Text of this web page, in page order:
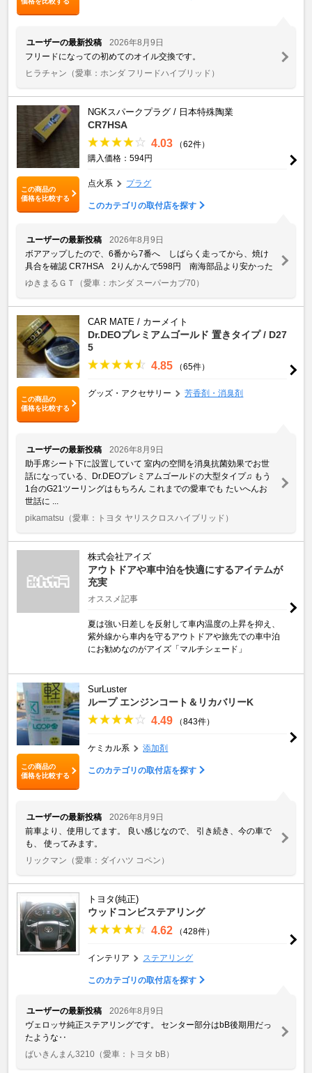
ユーザーの最新投稿
2026年8月9日
フリードになっての初めてのオイル交換です。
ヒラチャン （愛車：ホンダ フリードハイブリッド）
この商品の
価格を比較する
NGKスパークプラグ / 日本特殊陶業
CR7HSA
4.03
（62件）
購入価格：594円
点火系 プラグ
このカテゴリの取付店を探す
ユーザーの最新投稿
2026年8月9日
ボアアップしたので、6番から7番へ しばらく走ってから、焼け
具合を確認 CR7HSA 2りんかんで598円 南海部品より安かった
ゆきまるＧＴ
（愛車：ホンダ スーパーカブ70）
この商品の
価格を比較する
CAR MATE / カーメイト
Dr.DEOプレミアムゴールド 置きタイプ / D27
5
4.85 （65件）
グッズ・アクセサリー 芳香剤・消臭剤
ユーザーの最新投稿
2026年8月9日
助手席シート下に設置していて 室内の空間を消臭抗菌効果でお世
話になっている、Dr.DEOプレミアムゴールドの大型タイプ♫ もう
1台のG21ツーリングはもちろん これまでの愛車でも たいへんお
世話に ...
pikamatsu （愛車：トヨタ ヤリスクロスハイブリッド）
株式会社アイズ
アウトドアや車中泊を快適にするアイテムが
充実
オススメ記事
夏は強い日差しを反射して車内温度の上昇を抑え、
紫外線から車内を守るアウトドアや旅先での車中泊
にお勧めなのがアイズ「マルチシェード」
この商品の
価格を比較する
SurLuster
ループ エンジンコート＆リカバリーK
4.49 （843件）
ケミカル系 添加剤
このカテゴリの取付店を探す
ユーザーの最新投稿
2026年8月9日
前車より、使用してます。 良い感じなので、 引き続き、今の車で
も、 使ってみます。
リックマン （愛車：ダイハツ コペン）
トヨタ(純正)
ウッドコンビステアリング
4.62 （428件）
インテリア ステアリング
このカテゴリの取付店を探す
ユーザーの最新投稿
2026年8月9日
ヴェロッサ純正ステアリングです。 センター部分はbB後期用だっ
たような‥
ばいきんまん3210 （愛車：トヨタ bB）